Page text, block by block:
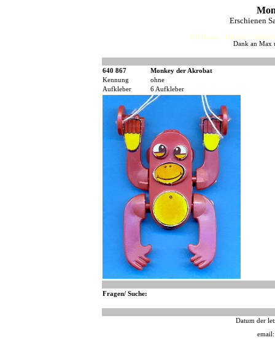
Erschienen
HJFHenze - Helmut´s
Dank an Max
640 867
Monkey der Akrobat
Kennung
ohne
Aufkleber
6 Aufkleber
Fragen/ Suche:
Datum der